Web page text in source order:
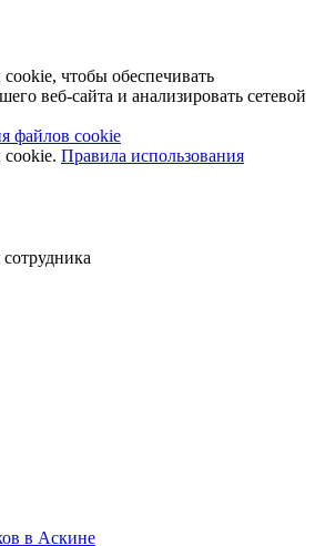
чтобы обеспечивать
веб-сайта и анализировать сетевой
файлов cookie
Правила использования
в Аскине